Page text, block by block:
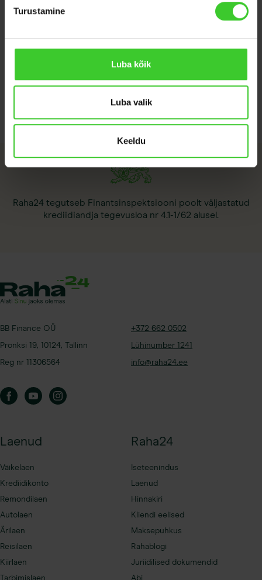
Turustamine
Luba kõik
Luba valik
Keeldu
Teenus avatud 24/7
Raha24 tegutseb Finantsinspektsiooni poolt väljastatud
krediidiandja tegevusloa nr 4.1-1/62 alusel.
BB Finance OÜ
Pronksi 19, 10124, Tallinn
Reg nr 11306564
Laenud
Väikelaen
Krediidikonto
Remondilaen
Autolaen
Ärilaen
Reisilaen
Kiirlaen
Raha24
Iseteenindus
Laenud
Hinnakiri
Kliendi eelised
Maksepuhkus
Rahablogi
Juriidilised dokumendid
+372 662 0502
Lühinumber 1241
info@raha24.ee